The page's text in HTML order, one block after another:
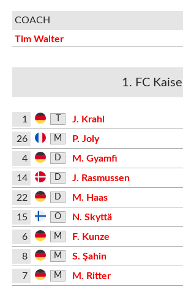
COACH
Tim Walter
1. FC
1
J. Krahl
26
M P. Joly
4 D
M. Gyamfi
14
D
J. Rasmussen
22
D
M. Haas
15
O N. Skyttä
6 M
F. Kunze
8
M
S. Şahin
7
M M. Ritter